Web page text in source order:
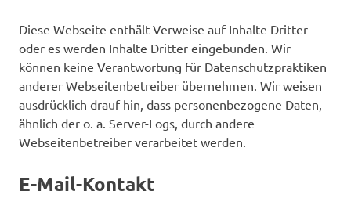
Diese Webseite enthält Verweise auf Inhalte Dritter
oder es werden Inhalte Dritter eingebunden. Wir
können keine Verantwortung für Datenschutzpraktiken
anderer Webseitenbetreiber übernehmen. Wir weisen
ausdrücklich drauf hin, dass personenbezogene Daten,
ähnlich der o. a. Server-Logs, durch andere
Webseitenbetreiber verarbeitet werden.
E-Mail-Kontakt